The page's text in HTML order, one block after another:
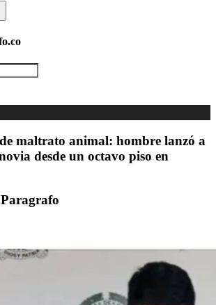
maltrato animal: hombre lanzó a
desde un octavo piso en